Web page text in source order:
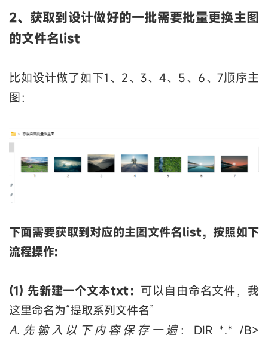
2、获取到设计做好的一批需要批量更换主图
的文件名list
比如设计做了如下1、2、3、4、5、6、7顺序主
图：
下面需要获取到对应的主图文件名list，按照如下
流程操作:
(1) 先新建一个文本txt： 可以自由命名文件，我
这里命名为“提取系列文件名”
A.先输入以下内容保存一遍 ：DIR *.* /B>